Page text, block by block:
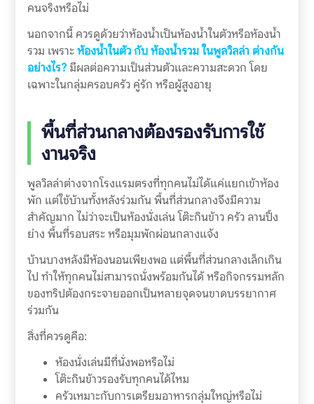
คนจริงหรือไม่
นอกจากนี้ ควรดูด้วยว่าห้องน้ำเป็นห้องน้ำในตัวหรือห้องน้ำ
รวม เพราะห้องน้ำในตัว กับ ห้องน้ำรวม ในพูลวิลล่า ต่างกัน
อย่างไร?มีผลต่อความเป็นส่วนตัวและความสะดวก โดย
เฉพาะในกลุ่มครอบครัว คู่รัก หรือผู้สูงอายุ
พื้นที่ส่วนกลางต้องรองรับการใช้
งานจริง
พูลวิลล่าต่างจากโรงแรมตรงที่ทุกคนไม่ได้แค่แยกเข้าห้อง
พัก แต่ใช้บ้านทั้งหลังร่วมกัน พื้นที่ส่วนกลางจึงมีความ
สำคัญมาก ไม่ว่าจะเป็นห้องนั่งเล่น โต๊ะกินข้าว ครัว ลานปิ้ง
ย่าง พื้นที่รอบสระ หรือมุมพักผ่อนกลางแจ้ง
บ้านบางหลังมีห้องนอนเพียงพอ แต่พื้นที่ส่วนกลางเล็กเกิน
ไป ทำให้ทุกคนไม่สามารถนั่งพร้อมกันได้ หรือกิจกรรมหลัก
ของทริปต้องกระจายออกเป็นหลายจุดจนขาดบรรยากาศ
ร่วมกัน
สิ่งที่ควรดูคือ:
ห้องนั่งเล่นมีที่นั่งพอหรือไม่
โต๊ะกินข้าวรองรับทุกคนได้ไหม
ครัวเหมาะกับการเตรียมอาหารกลุ่มใหญ่หรือไม่